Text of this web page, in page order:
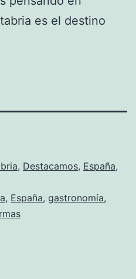
es el destino
, Destacamos, España,
, España, gastronomía,